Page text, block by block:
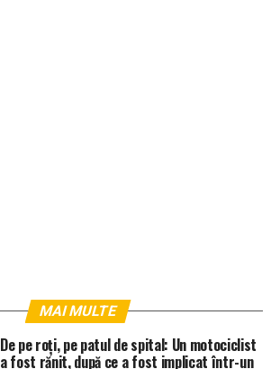
MAI MULTE
De pe roți, pe patul de spital: Un motociclist
a fost rănit, după ce a fost implicat într-un